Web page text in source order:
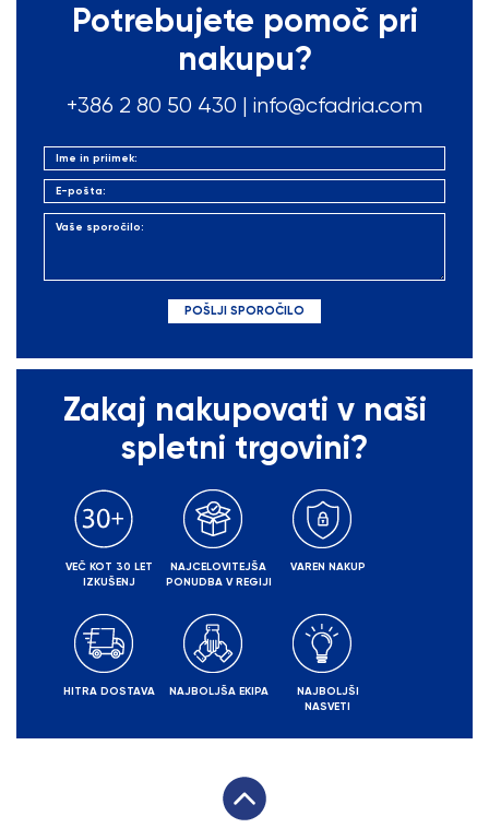
Potrebujete pomoč pri
nakupu?
+386 2 80 50 430 | info@cfadria.com
Zakaj nakupovati v naši
spletni trgovini?
VEČ KOT 30 LET
IZKUŠENJ
NAJCELOVITEJŠA
PONUDBA V REGIJI
VAREN NAKUP
HITRA DOSTAVA NAJBOLJŠA EKIPA
NAJBOLJŠI
NASVETI